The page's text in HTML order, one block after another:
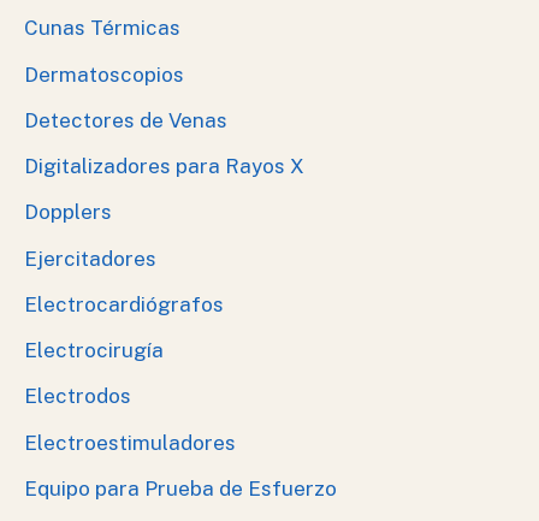
Cunas Térmicas
Dermatoscopios
Detectores de Venas
Digitalizadores para Rayos X
Dopplers
Ejercitadores
Electrocardiógrafos
Electrocirugía
Electrodos
Electroestimuladores
Equipo para Prueba de Esfuerzo